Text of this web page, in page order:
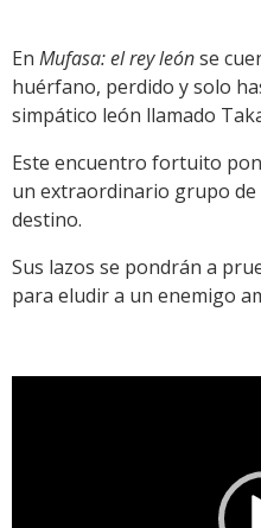
En Mufasa: el rey leónse
huérfano, perdido y solo
simpático león llamado
Este encuentro fortuito
un extraordinario grupo de
destino.
Sus lazos se pondrán a
para eludir a un enemigo